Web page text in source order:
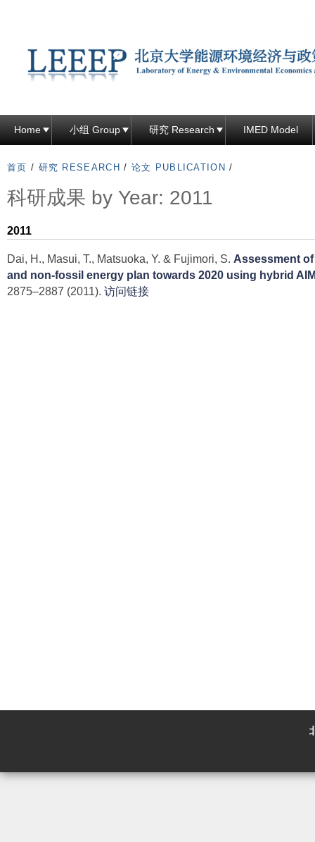
到
页
主
要
Home 小组 Group 研究 Research IMED Model
首页 / 研究 RESEARCH / 论文 PUBLICATION /
科研成果 by Year: 2011
2011
Dai, H., Masui, T., Matsuoka, Y. & Fujimori, S. Assessment
and non-fossil energy plan towards 2020 using hybrid
2875–2887 (2011). 访问链接